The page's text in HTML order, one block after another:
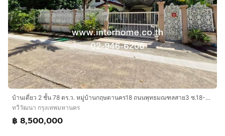
บ้านเดี่ยว 2 ชั้น 78 ตร.ว. หมู่บ้านกฤษดานคร18 ถนนพุทธมณฑลสาย3 ซ.18-4 ถนนบรมราชชนนี เขตทวีวัฒนา กรุงเทพมหานคร
ทวีวัฒนา กรุงเทพมหานคร
฿ 8,500,000